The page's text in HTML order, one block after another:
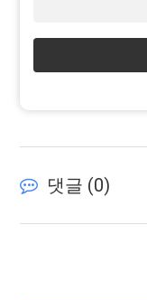
댓글 (0)